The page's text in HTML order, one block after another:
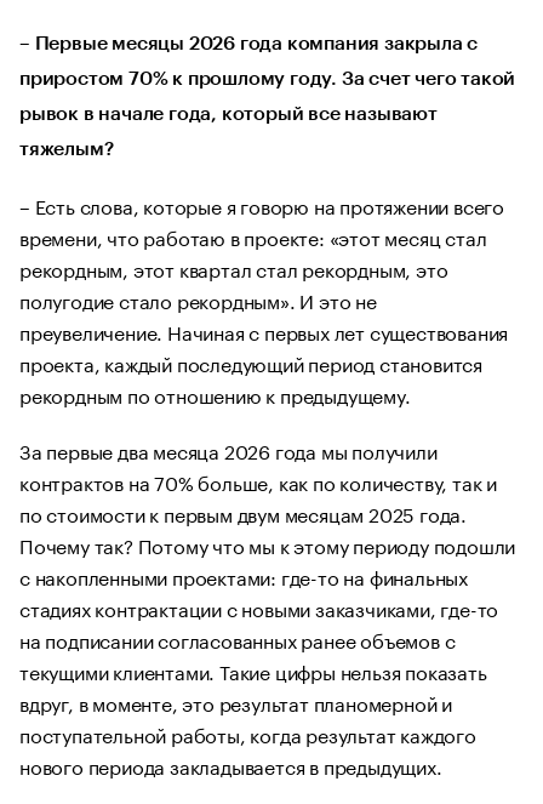
– Первые месяцы 2026 года компания закрыла с
приростом 70% к прошлому году. За счет чего такой
рывок в начале года, который все называют
тяжелым?
– Есть слова, которые я говорю на протяжении всего
времени, что работаю в проекте: «этот месяц стал
рекордным, этот квартал стал рекордным, это
полугодие стало рекордным». И это не
преувеличение. Начиная с первых лет существования
проекта, каждый последующий период становится
рекордным по отношению к предыдущему.
За первые два месяца 2026 года мы получили
контрактов на 70% больше, как по количеству, так и
по стоимости к первым двум месяцам 2025 года.
Почему так? Потому что мы к этому периоду подошли
с накопленными проектами: где-то на финальных
стадиях контрактации с новыми заказчиками, где-то
на подписании согласованных ранее объемов с
текущими клиентами. Такие цифры нельзя показать
вдруг, в моменте, это результат планомерной и
поступательной работы, когда результат каждого
нового периода закладывается в предыдущих.